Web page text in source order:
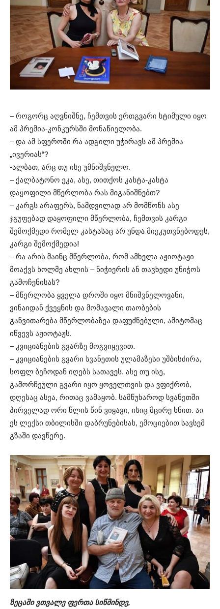
– როგორც აღვნიშნე, ჩემთვის ერთგვარი სტიმული იყო
ამ პრემია-კონკურსში მონაწიელობა.
– და ამ სფეროში რა ადგილი უჭირავს ამ პრემია
„ივერიას“?
-ალბათ, არც თუ ისე უმნიშვნელო.
– ქალბატონო ეკა, ასე, თითქოს კასტა-კასტა
დაყოფილი მწერლობა რას მიგანიშნებთ?
– კარგს არაფერს, ნამდვილად არ მომწონს ასე
ჯგუფებად დაყოფილი მწერლობა, ჩემთვის კარგი
შემოქმედი რომელ კასტასაც არ უნდა მიეკუთვნებოდეს,
კარგი შემოქმედია!
– რა არის მაინც მწერლობა, რომ ამხელა აჟიოტაჟი
მოაქვს ხოლმე ახლის – ნიჭიერის ან თავხედი უნიჭოს
გამოჩენისას?
– მწერლობა ყველა დროში იყო მნიშვნელოვანი,
ვინაიდან ქვეყნის და მომავალი თაობების
განვითარება მწერლობაზეა დაფუძნებული, ამიტომაც
იწვევს აჟიოტაჟს.
– კვიციანების გვარზე მოგვიყევით.
– კვიციანების გვარი სვანეთის ულამაზესი უშბისძირა,
სოფლ ბეჩოდან იღებს სათავეს. ასე თუ ისე,
გამორჩეული გვარი იყო ყოველთვის და ვფიქრობ,
დღესაც ასეა, რითაც ვამაყობ. სამწუხაროდ სვანეთში
პირველად ორი წლის წინ ვიყავი, ისიც მცირე ხნით. აი
ეს ლექსი თბილისში დაბრუნებისას, ემოციებით სავსემ
გზაში დავწერე.
ზეცაში ვთვალე ფერთა სიწმინდე,